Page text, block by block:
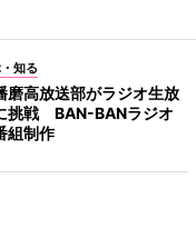
知る
磨高放送部がラジオ生放
挑戦 BAN-BANラジオ
組制作